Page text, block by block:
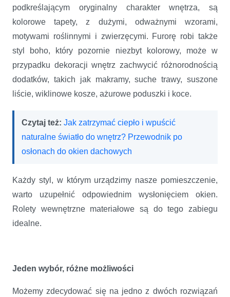
podkreślającym oryginalny charakter wnętrza, są
kolorowe tapety, z dużymi, odważnymi wzorami,
motywami roślinnymi i zwierzęcymi. Furorę robi także
styl boho, który pozornie niezbyt kolorowy, może w
przypadku dekoracji wnętrz zachwycić różnorodnością
dodatków, takich jak makramy, suche trawy, suszone
liście, wiklinowe kosze, ażurowe poduszki i koce.
Czytaj też: Jak zatrzymać ciepło i wpuścić
naturalne światło do wnętrz? Przewodnik po
osłonach do okien dachowych
Każdy styl, w którym urządzimy nasze pomieszczenie,
warto uzupełnić odpowiednim wysłonięciem okien.
Rolety wewnętrzne materiałowe są do tego zabiegu
idealne.
Jeden wybór, różne możliwości
Możemy zdecydować się na jedno z dwóch rozwiązań